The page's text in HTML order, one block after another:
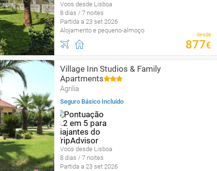
Voos desde Lisboa
8 dias / 7 noites
Partida a 23 set 2026
Alojamento e pequeno-almoço
desde
877€
Village Inn Studios & Family
Apartments
Agrilia
Seguro Básico Incluído
Voos desde Lisboa
8 dias / 7 noites
Partida a 23 set 2026